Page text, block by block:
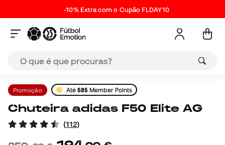
-10% Extra com o Cupão FLDAY10
Promoção Até 585 Member Points
Chuteira adidas F50 Elite AG
(112)